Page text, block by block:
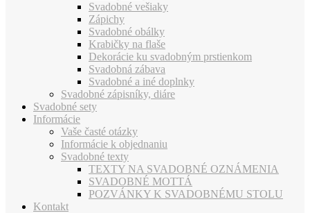
Svadobné vešiaky
Zápichy
Svadobné obálky
Krabičky na flaše
Dekorácie ku svadobným prstienkom
Svadobná zábava
Svadobné a iné doplnky
Svadobné zápisníky, diáre
Svadobné sety
Informácie
Vaše časté otázky
Informácie k objednaniu
Svadobné texty
TEXTY NA SVADOBNÉ OZNÁMENIA
SVADOBNÉ MOTTÁ
POZVÁNKY K SVADOBNÉMU STOLU
Kontakt